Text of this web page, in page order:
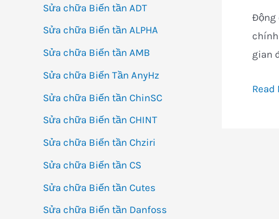
Sửa chữa Biến tần ADT
Sửa chữa Biến tần ALPHA
Sửa chữa Biến tần AMB
Sửa chữa Biến Tần AnyHz
Sửa chữa Biến tần ChinSC
Sửa chữa Biến tần CHINT
Sửa chữa Biến tần Chziri
Sửa chữa Biến tần CS
Sửa chữa Biến tần Cutes
Sửa chữa Biến tần Danfoss
Động
gian
Servo
Read